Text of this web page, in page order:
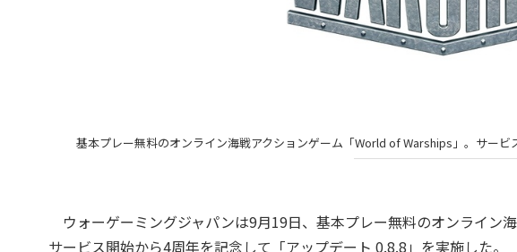
基本プレー無料のオンライン海戦アクションゲーム「World of Warships」。サー
ウォーゲーミングジャパンは9月19日、基本プレー無料のオンライン
サービス開始から4周年を記念して「アップデート 0.8.8」を実施した。